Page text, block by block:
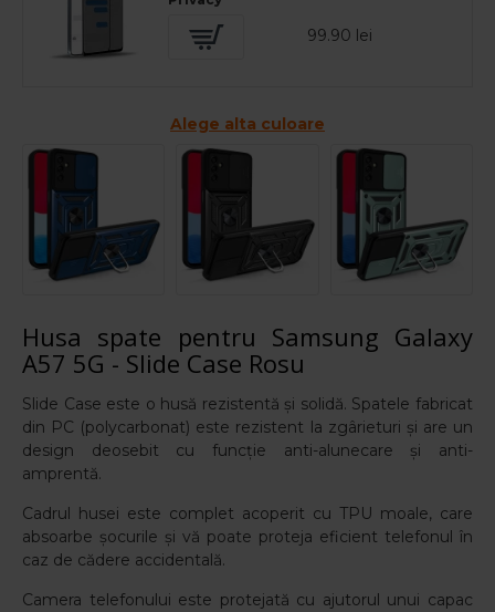
99.90 lei
Alege alta culoare
Husa spate pentru Samsung Galaxy
A57 5G - Slide Case Rosu
Slide Case este o husă rezistentă și solidă. Spatele fabricat
din PC (polycarbonat) este rezistent la zgârieturi și are un
design deosebit cu funcție anti-alunecare și anti-
amprentă.
Cadrul husei este complet acoperit cu TPU moale, care
absoarbe șocurile și vă poate proteja eficient telefonul în
caz de cădere accidentală.
Camera telefonului este protejată cu ajutorul unui capac